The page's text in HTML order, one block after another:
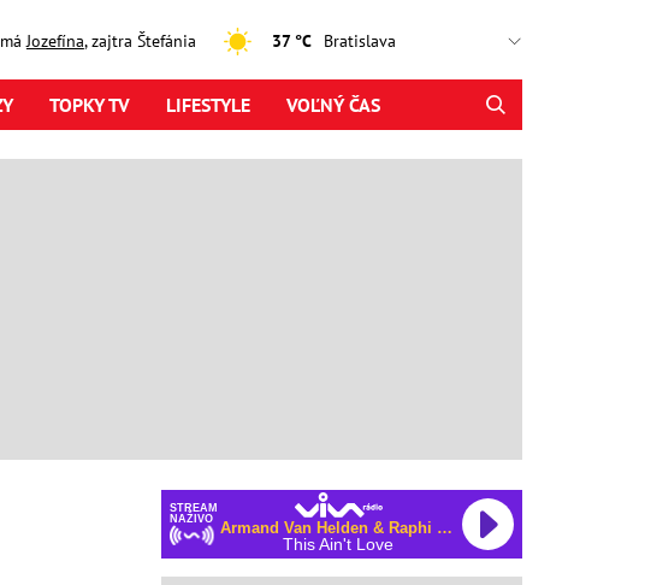
Jozefína, zajtra Štefánia 37 °C
TOPKY TV LIFESTYLE VOĽNÝ ČAS
STREAM
NAŽIVO
Armand Van Helden & Raphi & George Reid
This Ain't Love